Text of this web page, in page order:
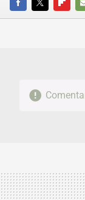
FACEBOOKTWITTER